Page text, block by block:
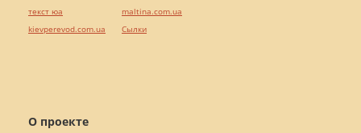
О проекте
текст юа
kievperevod.com.ua
maltina.com.ua
Cылки